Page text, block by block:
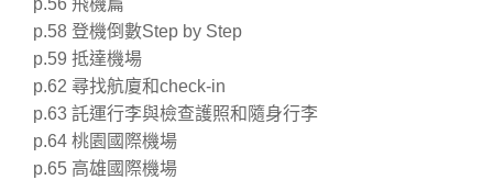
p.56 飛機篇
p.58 登機倒數Step by Step
p.59 抵達機場
p.62 尋找航廈和check-in
p.63 託運行李與檢查護照和隨身行李
p.64 桃園國際機場
p.65 高雄國際機場